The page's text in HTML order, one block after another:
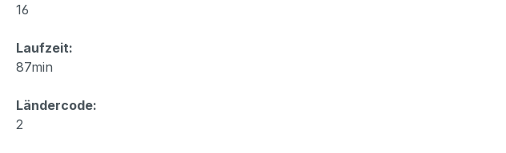
16
Laufzeit:
87min
Ländercode:
2